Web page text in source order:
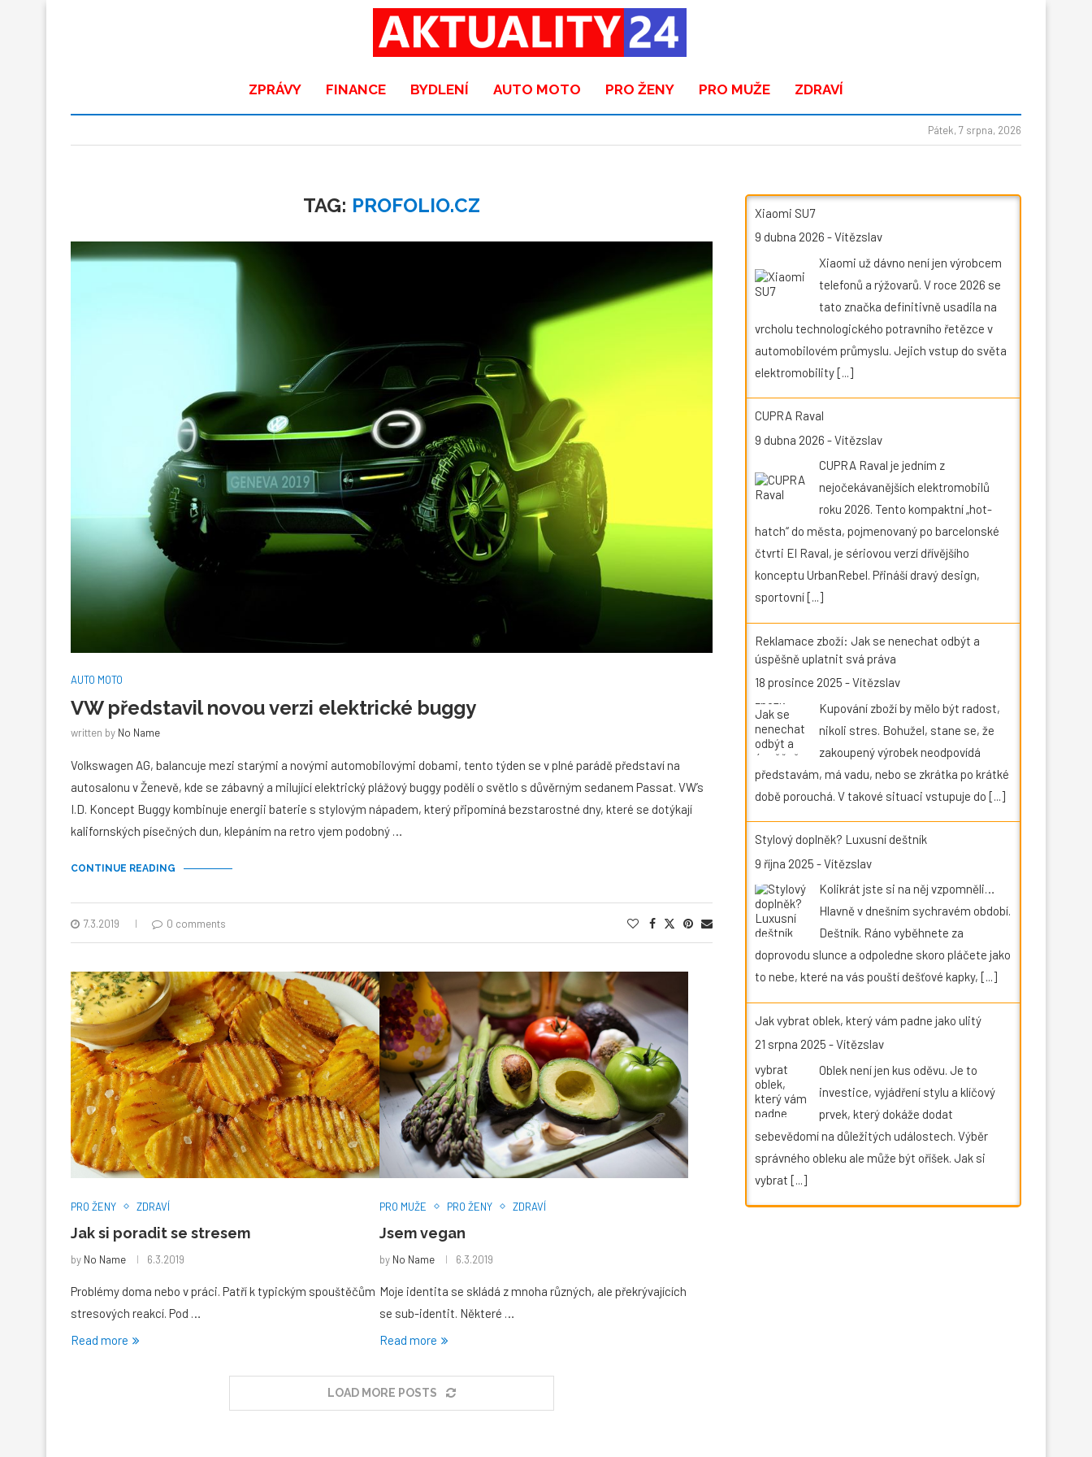
ZPRÁVY FINANCE BYDLENÍ AUTO MOTO PRO ŽENY PRO MUŽE ZDRAVÍ
Pátek, 7 srpna, 2026
TAG: PROFOLIO.CZ
AUTO MOTO
VW představil novou verzi elektrické buggy
written by No Name
Volkswagen AG, balancuje mezi starými a novými automobilovými dobami, tento týden se v plné parádě představí na
autosalonu v Ženevě, kde se zábavný a milující elektrický plážový buggy podělí o světlo s důvěrným sedanem Passat. VW’s
I.D. Koncept Buggy kombinuje energii baterie s stylovým nápadem, který připomíná bezstarostné dny, které se dotýkají
kalifornských písečných dun, klepáním na retro vjem podobný …
CONTINUE READING
7.3.2019 0 comments
PRO ŽENY ZDRAVÍ
Jak si poradit se stresem
by No Name 6.3.2019
Problémy doma nebo v práci. Patří k typickým spouštěčům
stresových reakcí. Pod …
Read more
PRO MUŽE PRO ŽENY ZDRAVÍ
Jsem vegan
by No Name 6.3.2019
Moje identita se skládá z mnoha různých, ale překrývajících
se sub-identit. Některé …
Read more
LOAD MORE POSTS
Xiaomi SU7
9 dubna 2026 -Vítězslav
Xiaomi už dávno není jen výrobcem
telefonů a rýžovarů. V roce 2026 se
tato značka definitivně usadila na
vrcholu technologického potravního řetězce v
automobilovém průmyslu. Jejich vstup do světa
elektromobility[...]
CUPRA Raval
9 dubna 2026 -Vítězslav
CUPRA Raval je jedním z
nejočekávanějších elektromobilů
roku 2026. Tento kompaktní „hot-
hatch“ do města, pojmenovaný po barcelonské
čtvrti El Raval, je sériovou verzí dřívějšího
konceptu UrbanRebel. Přináší dravý design,
sportovní [...]
Reklamace zboží: Jak se nenechat odbýt a
úspěšně uplatnit svá práva
18 prosince 2025 -Vítězslav
Kupování zboží by mělo být radost,
nikoli stres. Bohužel, stane se, že
zakoupený výrobek neodpovídá
představám, má vadu, nebo se zkrátka po krátké
době porouchá. V takové situaci vstupuje do [...]
Stylový doplněk? Luxusní deštník
9 října 2025 -Vítězslav
Kolikrát jste si na něj vzpomněli…
Hlavně v dnešním sychravém období.
Deštník. Ráno vyběhnete za
doprovodu slunce a odpoledne skoro pláčete jako
to nebe, které na vás pouští dešťové kapky, [...]
Jak vybrat oblek, který vám padne jako ulitý
21 srpna 2025 -Vítězslav
Oblek není jen kus oděvu. Je to
investice, vyjádření stylu a klíčový
prvek, který dokáže dodat
sebevědomí na důležitých událostech. Výběr
správného obleku ale může být oříšek. Jak si
vybrat [...]